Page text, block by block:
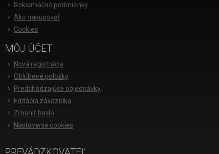
Reklamačné podmienky
Ako nakupovať
Cookies
MÔJ ÚČET
Nová registrácia
Oblúbené položky
Predchádzajúce objednávky
Editácia zákazníka
Zmeniť heslo
Nastavenie cookies